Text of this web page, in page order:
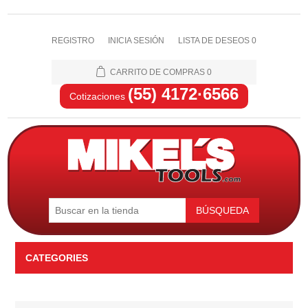
REGISTRO INICIA SESIÓN LISTA DE DESEOS 0
CARRITO DE COMPRAS 0
Cotizaciones (55) 4172·6566
BÚSQUEDA
CATEGORIES